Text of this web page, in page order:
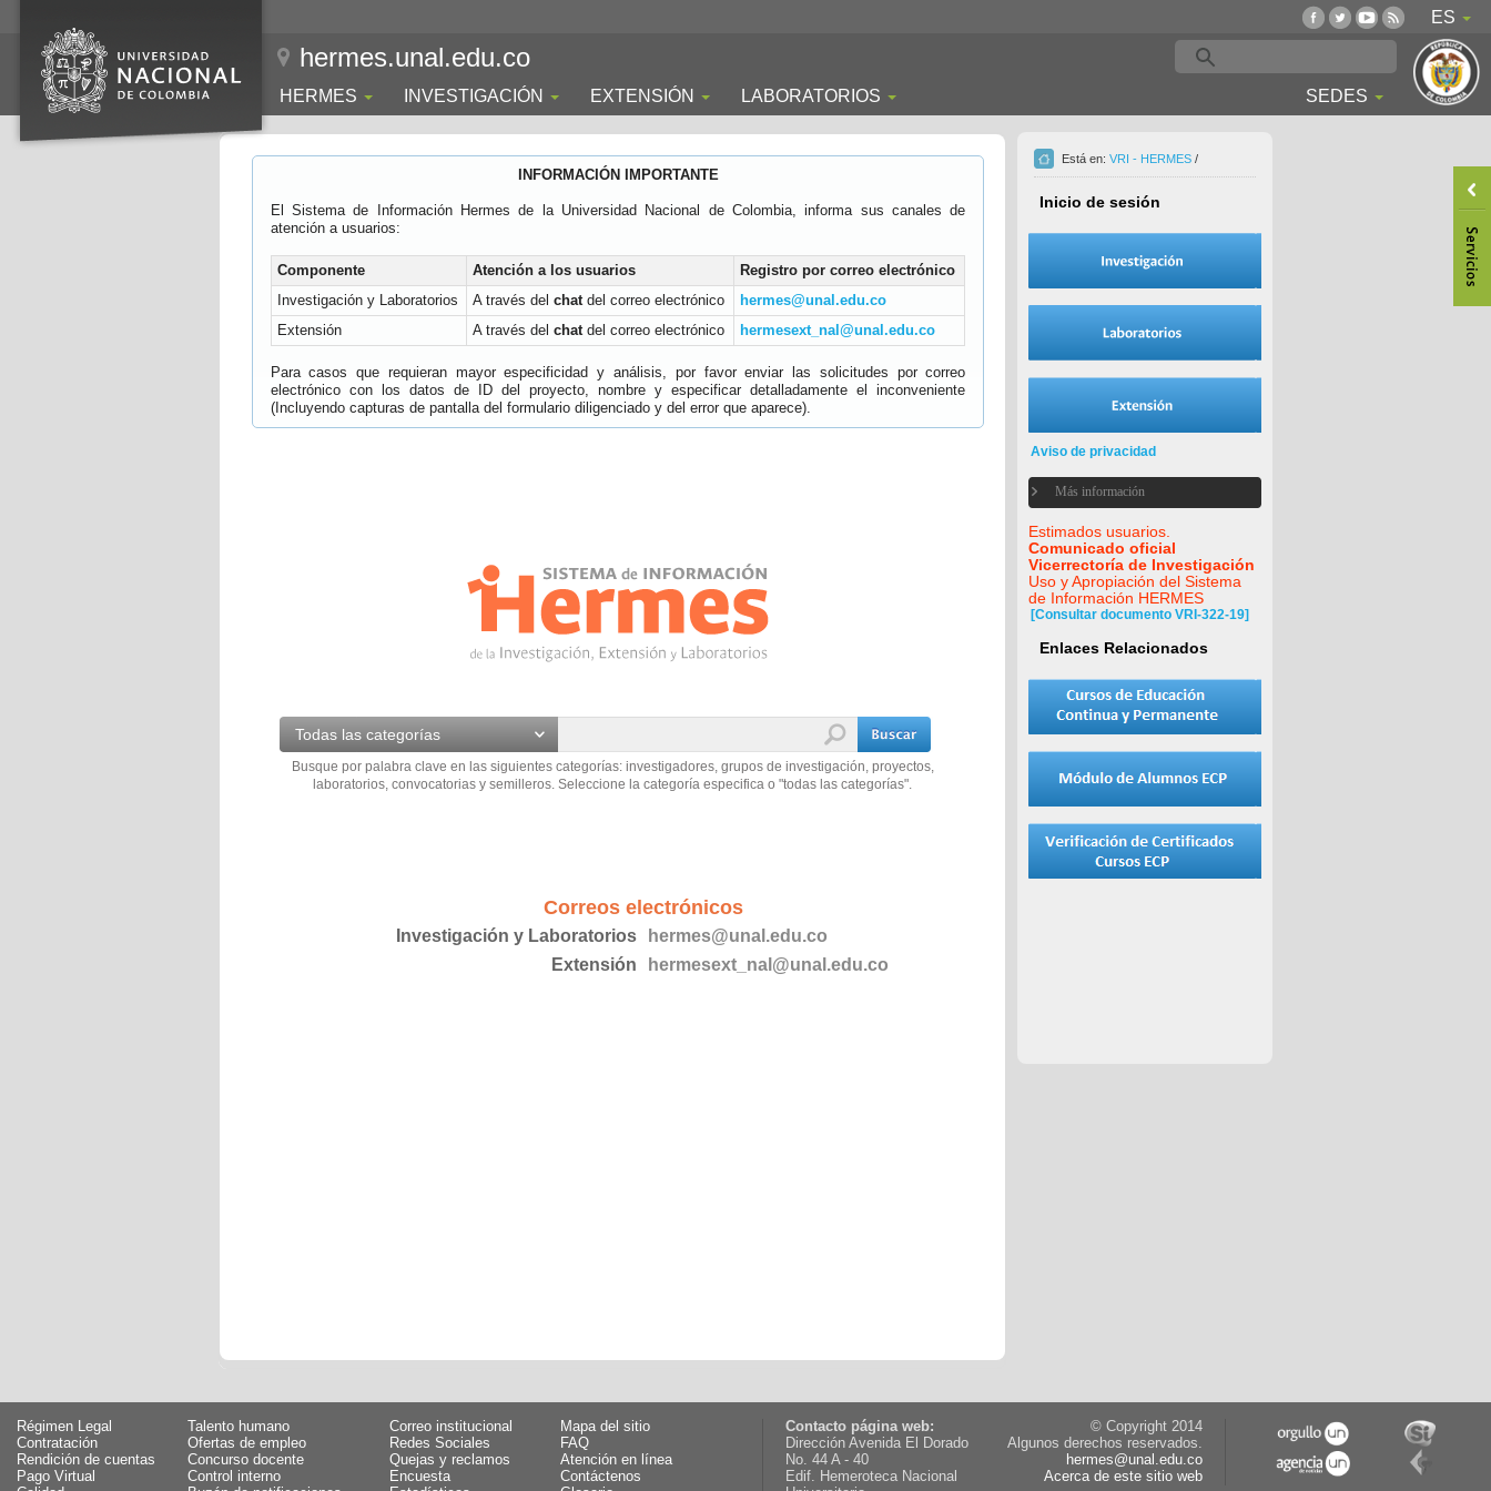
ES
hermes.unal.edu.co
HERMES INVESTIGACIÓN EXTENSIÓN LABORATORIOS SEDES
INFORMACIÓN IMPORTANTE
El Sistema de Información Hermes de la Universidad Nacional de Colombia, informa sus canales de
atención a usuarios:
Componente Atención a los usuarios
Registro por correo electrónico
Investigación y Laboratorios
A través del chatdel correo electrónico
hermes@unal.edu.co
Extensión
A través del chatdel correo electrónico hermesext_nal@unal.edu.co
Para casos que requieran mayor especificidad y análisis, por favor enviar las solicitudes por correo
electrónico con los datos de ID del proyecto, nombre y especificar detalladamente el inconveniente
(Incluyendo capturas de pantalla del formulario diligenciado y del error que aparece).
Todas las categorías
Busque por palabra clave en las siguientes categorías: investigadores, grupos de investigación, proyectos,
laboratorios, convocatorias y semilleros. Seleccione la categoría especifica o "todas las categorías".
Correos electrónicos
Investigación y Laboratorios
hermes@unal.edu.co
Extensión
hermesext_nal@unal.edu.co
Está en: VRI - HERMES /
Inicio de sesión
Aviso de privacidad
Más información
Estimados usuarios.
Comunicado oficial
Vicerrectoría de Investigación
Uso y Apropiación del Sistema
de Información HERMES
[Consultar documento VRI-322-19]
Enlaces Relacionados
Régimen Legal
Talento humano
Contratación
Ofertas de empleo
Rendición de cuentas
Concurso docente
Pago Virtual
Control interno
Correo institucional
Mapa del sitio
Redes Sociales
FAQ
Quejas y reclamos
Atención en línea
Encuesta
Contáctenos
Contacto página web:
Dirección Avenida El Dorado
No. 44 A - 40
Edif. Hemeroteca Nacional
© Copyright 2014
Algunos derechos reservados.
hermes@unal.edu.co
Acerca de este sitio web